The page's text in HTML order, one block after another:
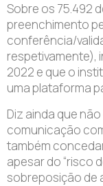
Sobre os 75.492
preenchimento
conferência/
respetivamente),
2022 e que o
uma plataforma
Diz ainda que
comunicação
também
apesar do “risco
sobreposição de